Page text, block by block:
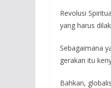
Revolusi
yang harus
Sebagaimana
gerakan itu
Bahkan,